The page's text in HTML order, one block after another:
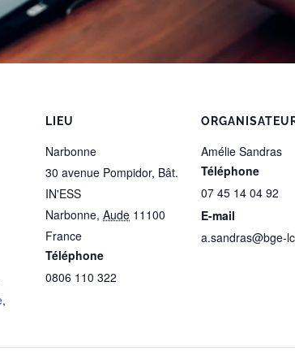
,
LIEU
Narbonne
30 avenue Pompidor, Bât.
IN'ESS
Narbonne, Aude 11100
France
Téléphone
0806 110 322
Amélie Sandras
Téléphone
07 45 14 04 92
E-mail
a.sandras@bge-